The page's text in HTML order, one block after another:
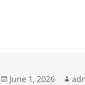
Posted
June 1, 2026